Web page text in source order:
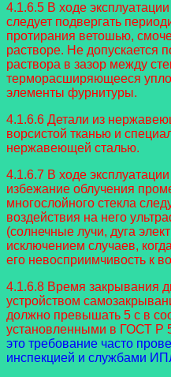
4.1.6.5 В ходе
следует подвергать
протирания ветошью,
растворе. Не
раствора в зазор между
терморасширяющееся
элементы фурнитуры.
4.1.6.6 Детали из
ворсистой тканью и
нержавеющей сталью.
4.1.6.7 В ходе
избежание облучения
многослойного стекла
воздействия на него
(солнечные лучи, дуга
исключением случаев,
его невосприимчивость к
4.1.6.8 Время закрывания
устройством
должно превышать 5 с в
установленными в ГОСТ Р
это требование часто
инспекцией и службами